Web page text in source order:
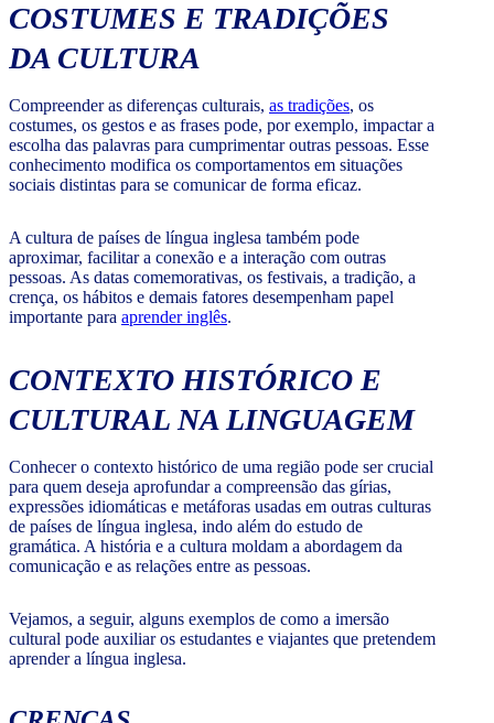
COSTUMES E TRADIÇÕES
DA CULTURA
Compreender as diferenças culturais, as tradições, os
costumes, os gestos e as frases pode, por exemplo, impactar a
escolha das palavras para cumprimentar outras pessoas. Esse
conhecimento modifica os comportamentos em situações
sociais distintas para se comunicar de forma eficaz.
A cultura de países de língua inglesa também pode
aproximar, facilitar a conexão e a interação com outras
pessoas. As datas comemorativas, os festivais, a tradição, a
crença, os hábitos e demais fatores desempenham papel
importante para aprender inglês.
CONTEXTO HISTÓRICO E
CULTURAL NA LINGUAGEM
Conhecer o contexto histórico de uma região pode ser crucial
para quem deseja aprofundar a compreensão das gírias,
expressões idiomáticas e metáforas usadas em outras culturas
de países de língua inglesa, indo além do estudo de
gramática. A história e a cultura moldam a abordagem da
comunicação e as relações entre as pessoas.
Vejamos, a seguir, alguns exemplos de como a imersão
cultural pode auxiliar os estudantes e viajantes que pretendem
aprender a língua inglesa.